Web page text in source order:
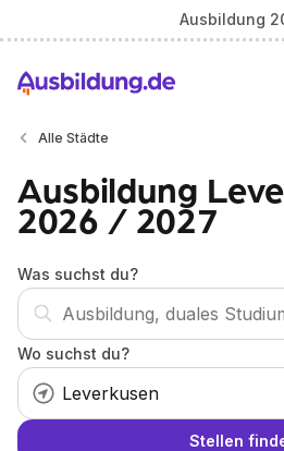
Ausbildung
Alle Städte
Ausbildung
2026 / 2027
Was suchst du?
Wo suchst du?
Stellen